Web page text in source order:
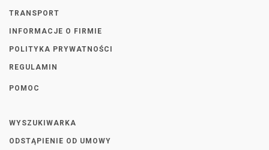
TRANSPORT
INFORMACJE O FIRMIE
POLITYKA PRYWATNOŚCI
REGULAMIN
POMOC
WYSZUKIWARKA
ODSTĄPIENIE OD UMOWY